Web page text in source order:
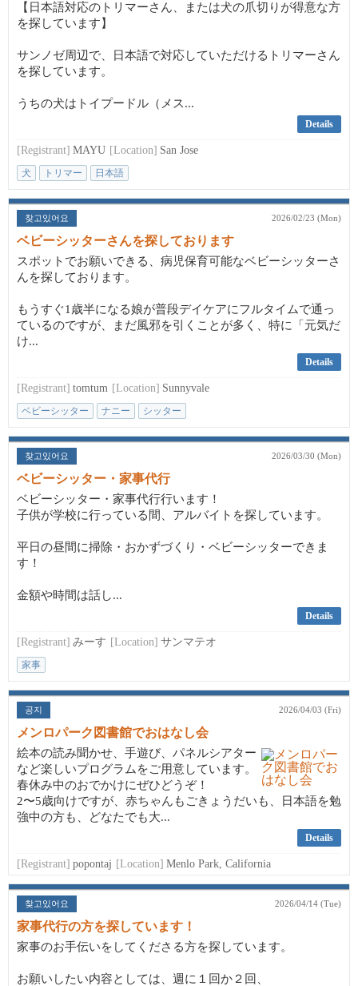
【日本語対応のトリマーさん、または犬の爪切りが得意な方
を探しています】
サンノゼ周辺で、日本語で対応していただけるトリマーさん
を探しています。
うちの犬はトイプードル（メス...
Details
[Registrant] MAYU [Location] San Jose
犬 トリマー 日本語
찾고있어요 2026/02/23 (Mon)
ベビーシッターさんを探しております
スポットでお願いできる、病児保育可能なベビーシッターさ
んを探しております。
もうすぐ1歳半になる娘が普段デイケアにフルタイムで通っ
ているのですが、まだ風邪を引くことが多く、特に「元気だ
け...
Details
[Registrant] tomtum [Location] Sunnyvale
ベビーシッター ナニー シッター
찾고있어요 2026/03/30 (Mon)
ベビーシッター・家事代行
ベビーシッター・家事代行行います！
子供が学校に行っている間、アルバイトを探しています。
平日の昼間に掃除・おかずづくり・ベビーシッターできま
す！
金額や時間は話し...
Details
[Registrant] みーす [Location] サンマテオ
家事
공지 2026/04/03 (Fri)
メンロパーク図書館でおはなし会
絵本の読み聞かせ、手遊び、パネルシアター
など楽しいプログラムをご用意しています。
春休み中のおでかけにぜひどうぞ！
2〜5歳向けですが、赤ちゃんもごきょうだいも、日本語を勉
強中の方も、どなたでも大...
Details
[Registrant] popontaj [Location] Menlo Park, California
찾고있어요 2026/04/14 (Tue)
家事代行の方を探しています！
家事のお手伝いをしてくださる方を探しています。
お願いしたい内容としては、週に１回か２回、